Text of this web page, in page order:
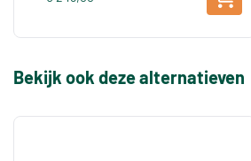
Bekijk ook deze alternatieven